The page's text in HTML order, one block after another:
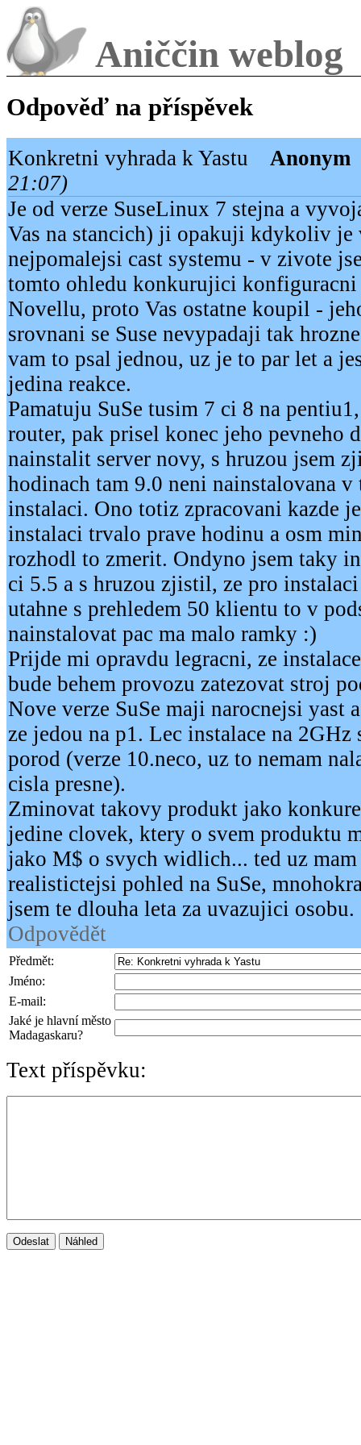
Aniččin weblog
Odpověď na příspěvek
Konkretni vyhrada k Yastu Anonym
21:07)
Je od verze SuseLinux 7 stejna a
Vas na stancich) ji opakuji kdykoliv
nejpomalejsi cast systemu - v zivote
tomto ohledu konkurujici konfiguracni
Novellu, proto Vas ostatne koupil -
srovnani se Suse nevypadaji tak
vam to psal jednou, uz je to par let a
jedina reakce.
Pamatuju SuSe tusim 7 ci 8 na
router, pak prisel konec jeho pevneho
nainstalit server novy, s hruzou jsem
hodinach tam 9.0 neni nainstalovana
instalaci. Ono totiz zpracovani kazde
instalaci trvalo prave hodinu a osm
rozhodl to zmerit. Ondyno jsem taky
ci 5.5 a s hruzou zjistil, ze pro
utahne s prehledem 50 klientu to v
nainstalovat pac ma malo ramky :)
Prijde mi opravdu legracni, ze
bude behem provozu zatezovat stroj
Nove verze SuSe maji narocnejsi yast
ze jedou na p1. Lec instalace na 2GHz
porod (verze 10.neco, uz to nemam
cisla presne).
Zminovat takovy produkt jako
jedine clovek, ktery o svem produktu
jako M$ o svych widlich... ted uz mam
realistictejsi pohled na SuSe,
jsem te dlouha leta za uvazujici osobu.
Odpovědět
Předmět:
Jméno:
E-mail:
Jaké je hlavní město
Madagaskaru?
Text příspěvku: